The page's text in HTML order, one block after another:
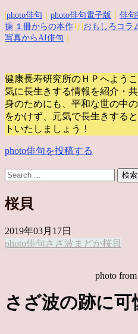
photo俳句 photo俳句電子版 俳句
操 １冊からの本作 り| おもしろコラ
写真からAI俳句
健康長寿研究所のＨＰへよう
気に長生きする情報を紹介・
身のためにも、平和な世の中
をかけず、元気で長生きする
トいたしましょう！
photo俳句を投稿する
桜貝
2019年03月17日
photo俳句さざ波 まどか桜貝
photo
さざ波の跡に可